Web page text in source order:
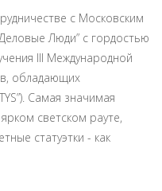
с Московским
Люди” с гордостью
III Международной
обладающих
Самая значимая
светском рауте,
статуэтки - как